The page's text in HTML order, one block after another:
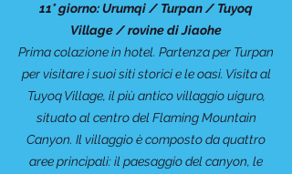
11° giorno: Urumqi / Turpan / Tuyoq
Village / rovine di Jiaohe
Prima colazione in hotel. Partenza per Turpan
per visitare i suoi siti storici e le oasi. Visita al
Tuyoq Village, il più antico villaggio uiguro,
situato al centro del Flaming Mountain
Canyon. Il villaggio è composto da quattro
aree principali: il paesaggio del canyon, le